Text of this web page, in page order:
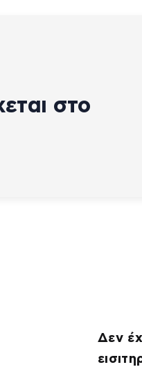
στο
Δεν